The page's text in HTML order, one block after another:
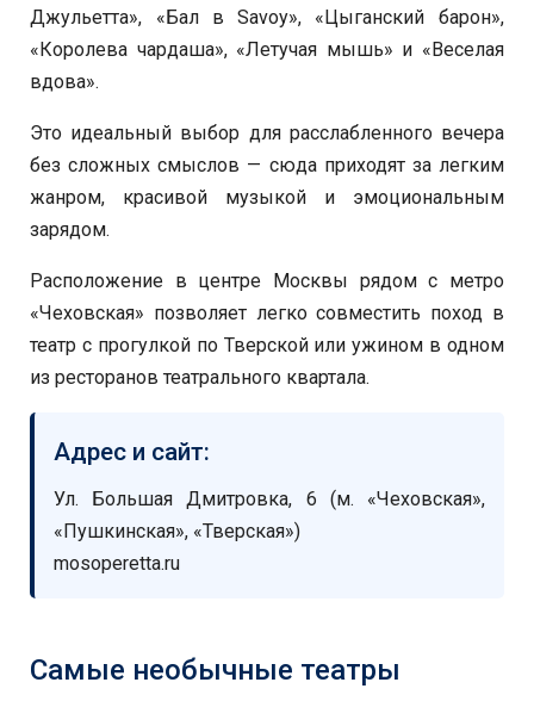
Джульетта», «Бал в Savoy», «Цыганский барон»,
«Королева чардаша», «Летучая мышь» и «Веселая
вдова».
Это идеальный выбор для расслабленного вечера
без сложных смыслов — сюда приходят за легким
жанром, красивой музыкой и эмоциональным
зарядом.
Расположение в центре Москвы рядом с метро
«Чеховская» позволяет легко совместить поход в
театр с прогулкой по Тверской или ужином в одном
из ресторанов театрального квартала.
Адрес и сайт:
Ул. Большая Дмитровка, 6 (м. «Чеховская»,
«Пушкинская», «Тверская»)
mosoperetta.ru
Самые необычные театры